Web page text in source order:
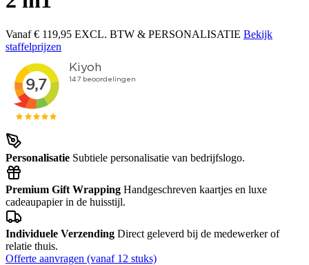
Vanaf € 119,95 EXCL. BTW & PERSONALISATIE Bekijk
staffelprijzen
Personalisatie Subtiele personalisatie van bedrijfslogo.
Premium Gift Wrapping Handgeschreven kaartjes en luxe
cadeaupapier in de huisstijl.
Individuele Verzending Direct geleverd bij de medewerker of
relatie thuis.
Offerte aanvragen (vanaf 12 stuks)